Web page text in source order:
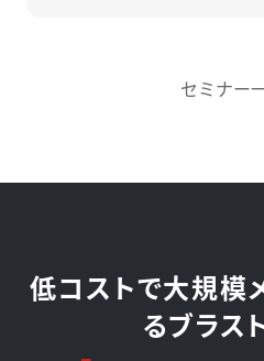
セミナー
低コストで大規模
るブラス